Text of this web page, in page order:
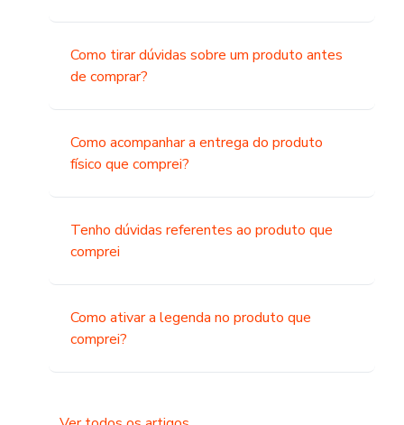
Como tirar dúvidas sobre um produto antes
de comprar?
Como acompanhar a entrega do produto
físico que comprei?
Tenho dúvidas referentes ao produto que
comprei
Como ativar a legenda no produto que
comprei?